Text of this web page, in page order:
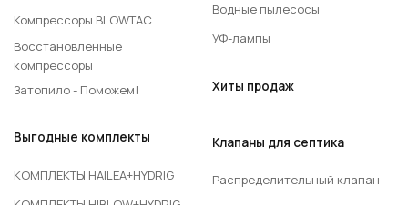
Компрессоры BLOWTAC
Восстановленные
компрессоры
Затопило - Поможем!
Выгодные комплекты
КОМПЛЕКТЫ HAILEA+HYDRIG
Водные пылесосы
УФ-лампы
Хиты продаж
Клапаны для септика
Распределительный клапан